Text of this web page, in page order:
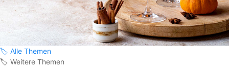
🏷️ Alle Themen
🏷️ Weitere Themen